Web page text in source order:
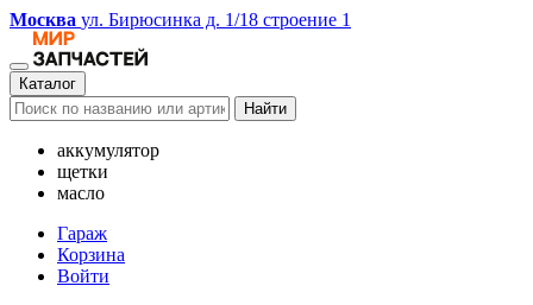
Москва ул. Бирюсинка д. 1/18 строение 1
Каталог
Найти
аккумулятор
щетки
масло
Гараж
Корзина
Войти